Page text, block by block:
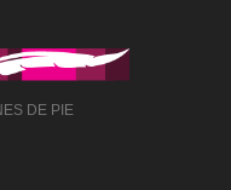
DE PIE